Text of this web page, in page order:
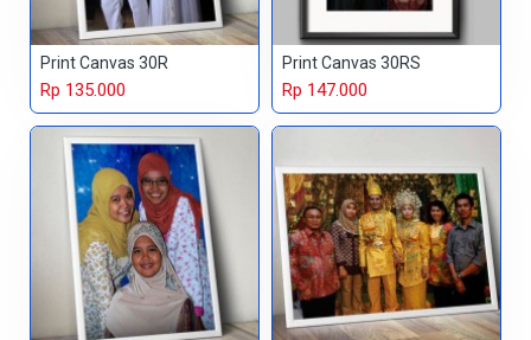
Print Canvas 30R
Rp 135.000
Print Canvas 30RS
Rp 147.000